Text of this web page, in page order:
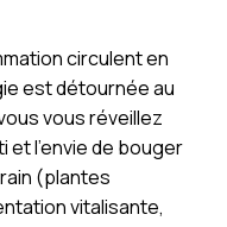
circulent en
est détournée au
vous réveillez
l’envie de bouger
(plantes
vitalisante,